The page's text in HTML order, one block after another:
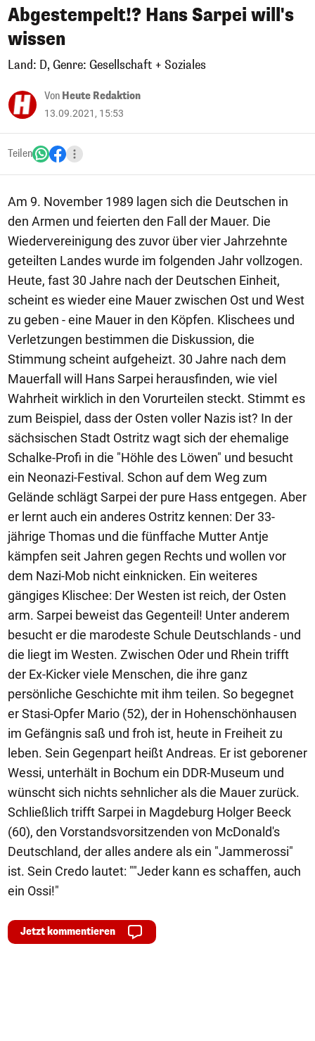
Abgestempelt!? Hans Sarpei will's
wissen
Land: D, Genre: Gesellschaft + Soziales
Von Heute Redaktion
13.09.2021, 15:53
Teilen
Am 9. November 1989 lagen sich die Deutschen in
den Armen und feierten den Fall der Mauer. Die
Wiedervereinigung des zuvor über vier Jahrzehnte
geteilten Landes wurde im folgenden Jahr vollzogen.
Heute, fast 30 Jahre nach der Deutschen Einheit,
scheint es wieder eine Mauer zwischen Ost und West
zu geben - eine Mauer in den Köpfen. Klischees und
Verletzungen bestimmen die Diskussion, die
Stimmung scheint aufgeheizt. 30 Jahre nach dem
Mauerfall will Hans Sarpei herausfinden, wie viel
Wahrheit wirklich in den Vorurteilen steckt. Stimmt es
zum Beispiel, dass der Osten voller Nazis ist? In der
sächsischen Stadt Ostritz wagt sich der ehemalige
Schalke-Profi in die "Höhle des Löwen" und besucht
ein Neonazi-Festival. Schon auf dem Weg zum
Gelände schlägt Sarpei der pure Hass entgegen. Aber
er lernt auch ein anderes Ostritz kennen: Der 33-
jährige Thomas und die fünffache Mutter Antje
kämpfen seit Jahren gegen Rechts und wollen vor
dem Nazi-Mob nicht einknicken. Ein weiteres
gängiges Klischee: Der Westen ist reich, der Osten
arm. Sarpei beweist das Gegenteil! Unter anderem
besucht er die marodeste Schule Deutschlands - und
die liegt im Westen. Zwischen Oder und Rhein trifft
der Ex-Kicker viele Menschen, die ihre ganz
persönliche Geschichte mit ihm teilen. So begegnet
er Stasi-Opfer Mario (52), der in Hohenschönhausen
im Gefängnis saß und froh ist, heute in Freiheit zu
leben. Sein Gegenpart heißt Andreas. Er ist geborener
Wessi, unterhält in Bochum ein DDR-Museum und
wünscht sich nichts sehnlicher als die Mauer zurück.
Schließlich trifft Sarpei in Magdeburg Holger Beeck
(60), den Vorstandsvorsitzenden von McDonald's
Deutschland, der alles andere als ein "Jammerossi"
ist. Sein Credo lautet: ""Jeder kann es schaffen, auch
ein Ossi!"
Jetzt kommentieren